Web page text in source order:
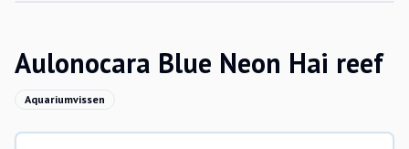
Aulonocara Blue Neon Hai reef
Aquariumvissen